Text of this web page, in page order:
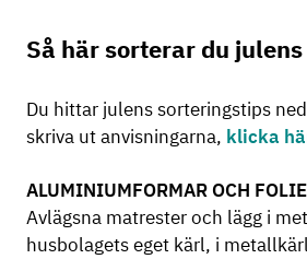
Så här sorterar du
Du hittar julens sorteringstips
skriva ut anvisningarna, klicka
ALUMINIUMFORMAR OCH FOLIE
Avlägsna matrester och lägg i
husbolagets eget kärl, i